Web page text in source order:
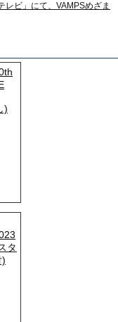
ビ」にて、VAMPSめざま
)
タ
)